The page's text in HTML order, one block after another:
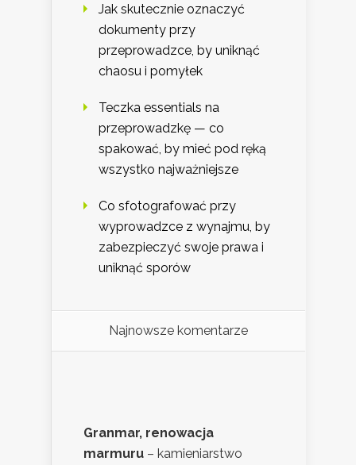
Jak skutecznie oznaczyć
dokumenty przy
przeprowadzce, by uniknąć
chaosu i pomyłek
Teczka essentials na
przeprowadzkę — co
spakować, by mieć pod ręką
wszystko najważniejsze
Co sfotografować przy
wyprowadzce z wynajmu, by
zabezpieczyć swoje prawa i
uniknąć sporów
Najnowsze komentarze
Granmar, renowacja
marmuru – kamieniarstwo